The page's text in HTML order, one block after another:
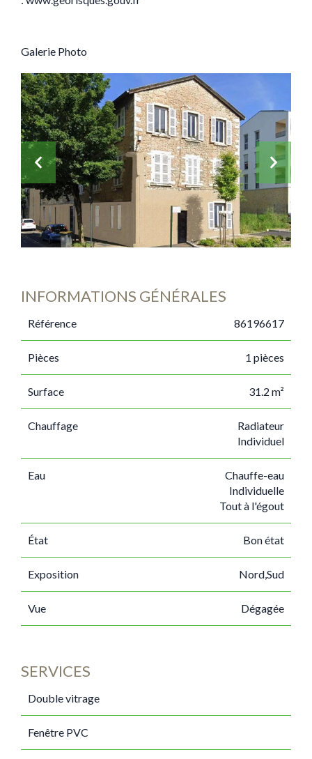
Galerie Photo
INFORMATIONS GÉNÉRALES
Référence 86196617
Pièces 1 pièces
Surface 31.2 m²
Chauffage
Radiateur
Individuel
Eau
Chauffe-eau
Individuelle
Tout à l'égout
État Bon état
Exposition Nord,Sud
Vue Dégagée
SERVICES
Double vitrage
Fenêtre PVC